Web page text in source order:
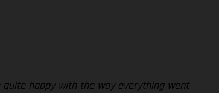
happy with the way everything went